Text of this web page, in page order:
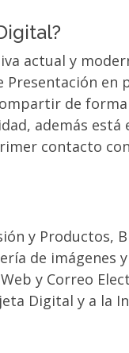
actual y
en
de
además
contacto
y Productos,
de imágenes
Web y Correo
Digital y a la